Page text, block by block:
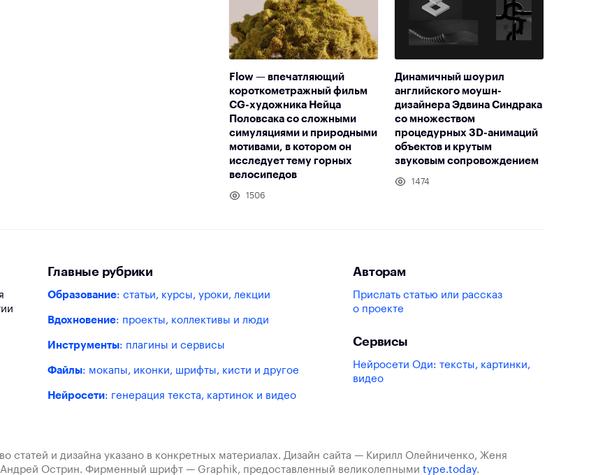
Flow — впечатляющий
короткометражный фильм
CG-художника Нейца
Половсака со сложными
симуляциями и природными
мотивами, в котором он
исследует тему горных
велосипедов
1506
Динамичный шоурил
английского моушн-
дизайнера Эдвина Синдрака
со множеством
процедурных 3D-анимаций
объектов и крутым
звуковым сопровождением
1474
Главные рубрики
Образование: статьи, курсы, уроки, лекции
Вдохновение: проекты, коллективы и люди
Инструменты: плагины и сервисы
Файлы: мокапы, иконки, шрифты, кисти и другое
Нейросети: генерация текста, картинок и видео
Авторам
Прислать статью или рассказ
о проекте
Сервисы
Нейросети Оди: тексты, картинки,
видео
статей и дизайна указано в конкретных материалах. Дизайн сайта — Кирилл Олейниченко, Женя
Острин. Фирменный шрифт — Graphik, предоставленный великолепными type.today.